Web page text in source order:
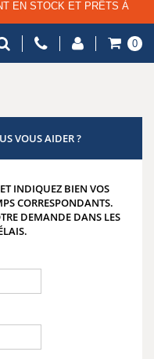
EN STOCK ET PRÊTS À
0
VOUS AIDER ?
INDIQUEZ BIEN VOS
CORRESPONDANTS.
DEMANDE DANS LES